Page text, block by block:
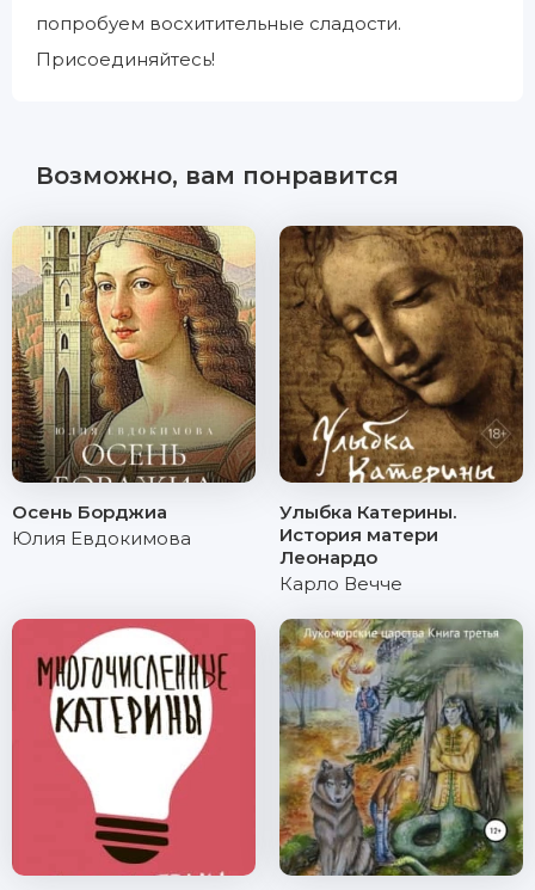
попробуем восхитительные сладости.
Присоединяйтесь!
Возможно, вам понравится
Осень Борджиа
Юлия Евдокимова
Улыбка Катерины.
История матери
Леонардо
Карло Вечче